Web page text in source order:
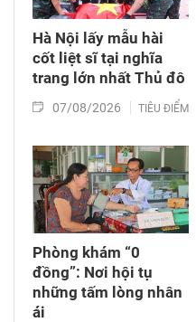
Hà Nội lấy mẫu hài
cốt liệt sĩ tại nghĩa
trang lớn nhất Thủ đô
07/08/2026 TIÊU ĐIỂM
Phòng khám “0
đồng”: Nơi hội tụ
những tấm lòng nhân
ái